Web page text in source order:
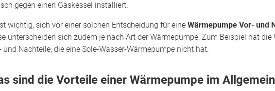
gegen einen Gaskessel installiert.
wichtig, sich vor einer solchen Entscheidung für eine Wärmepumpe Vor- und
unterscheiden sich zudem je nach Art der Wärmepumpe: Zum Beispiel hat
und Nachteile, die eine Sole-Wasser-Wärmepumpe nicht hat.
sind die Vorteile einer Wärmepumpe im